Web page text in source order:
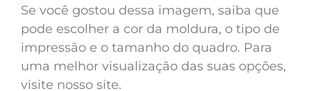
Se você gostou dessa imagem, saiba que
pode escolher a cor da moldura, o tipo de
impressão e o tamanho do quadro. Para
uma melhor visualização das suas opções,
visite nosso site.